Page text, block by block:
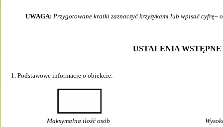
UWAGA: Przygotowane kratki zaznaczyć krzyżykami lub wpisać cyfrę–
USTALENIA WSTĘPNE
1. Podstawowe informacje o obiekcie:
Maksymalna ilość osób